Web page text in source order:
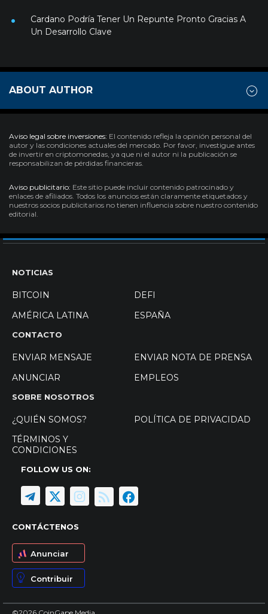
Cardano Podría Tener Un Repunte Pronto Gracias A
Un Desarrollo Clave
ABOUT AUTHOR
Aviso legal sobre inversiones: El contenido refleja la opinión personal del
autor y las condiciones actuales del mercado. Por favor, investigue antes
de invertir en criptomonedas, ya que ni el autor ni la publicación se
responsabilizan de pérdidas financieras.
Aviso publicitario: Este sitio puede incluir contenido patrocinado y
enlaces de afiliados. Todos los anuncios están claramente etiquetados y
nuestros socios publicitarios no tienen influencia sobre nuestro contenido
editorial.
NOTICIAS
BITCOIN
DEFI
AMÉRICA LATINA
ESPAÑA
CONTACTO
ENVIAR MENSAJE
ENVIAR NOTA DE PRENSA
ANUNCIAR
EMPLEOS
SOBRE NOSOTROS
¿QUIÉN SOMOS?
POLÍTICA DE PRIVACIDAD
TÉRMINOS Y
CONDICIONES
FOLLOW US ON:
CONTÁCTENOS
Anunciar
Contribuir